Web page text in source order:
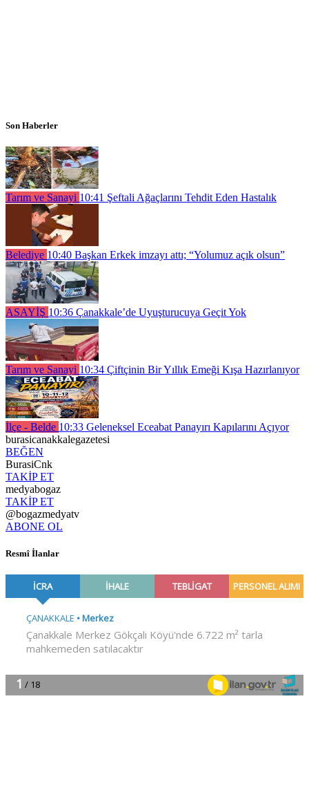
Son Haberler
Tarım ve Sanayi 10:41 Şeftali Ağaçlarını Tehdit Eden Hastalık
Belediye 10:40 Başkan Erkek imzayı attı; “Yolumuz açık olsun”
ASAYİŞ 10:36 Çanakkale’de Uyuşturucuya Geçit Yok
Tarım ve Sanayi 10:34 Çiftçinin Bir Yıllık Emeği Kışa Hazırlanıyor
İlçe - Belde 10:33 Geleneksel Eceabat Panayırı Kapılarını Açıyor
burasicanakkalegazetesi
BEĞEN
BurasiCnk
TAKİP ET
medyabogaz
TAKİP ET
@bogazmedyatv
ABONE OL
Resmî İlanlar